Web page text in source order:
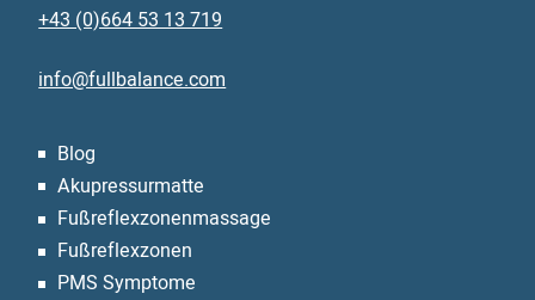
+43 (0)664 53 13 719
info@fullbalance.com
Blog
Akupressurmatte
Fußreflexzonen­massage
Fußreflexzonen
PMS Symptome